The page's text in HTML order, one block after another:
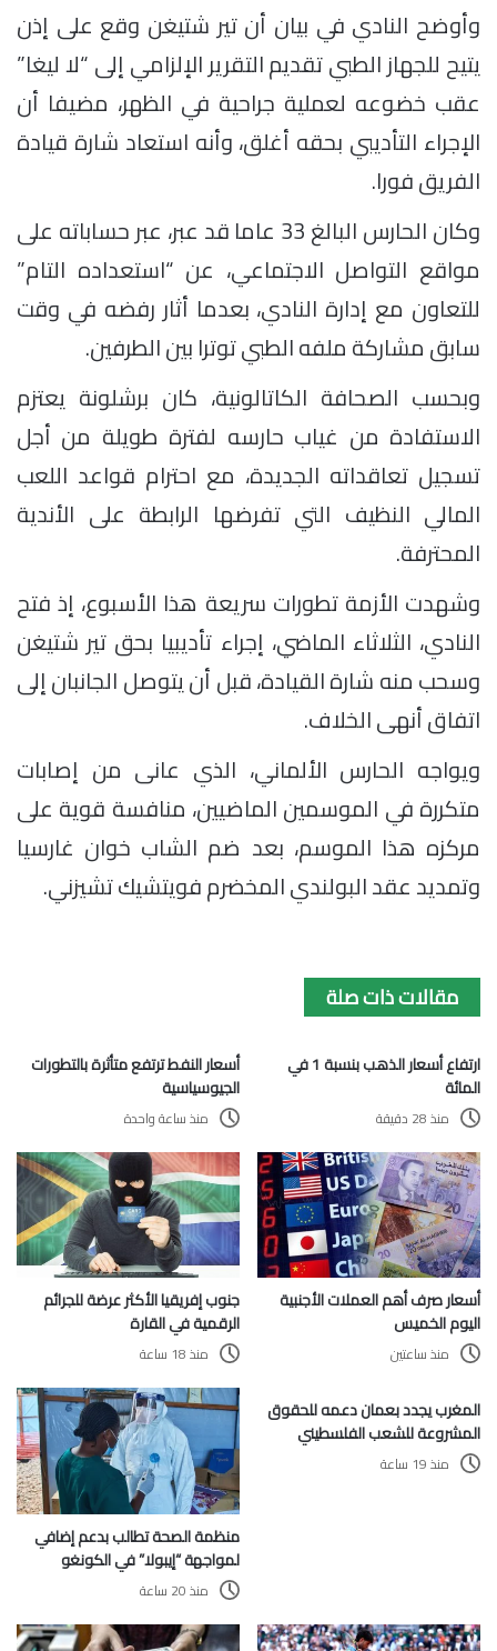
وأوضح النادي في بيان أن تير شتيغن وقع على إذن
يتيح للجهاز الطبي تقديم التقرير الإلزامي إلى “لا ليغا”
عقب خضوعه لعملية جراحية في الظهر، مضيفا أن
الإجراء التأديبي بحقه أغلق، وأنه استعاد شارة قيادة
الفريق فورا.
وكان الحارس البالغ 33 عاما قد عبر، عبر حساباته على
مواقع التواصل الاجتماعي، عن “استعداده التام”
للتعاون مع إدارة النادي، بعدما أثار رفضه في وقت
سابق مشاركة ملفه الطبي توترا بين الطرفين.
وبحسب الصحافة الكاتالونية، كان برشلونة يعتزم
الاستفادة من غياب حارسه لفترة طويلة من أجل
تسجيل تعاقداته الجديدة، مع احترام قواعد اللعب
المالي النظيف التي تفرضها الرابطة على الأندية
المحترفة.
وشهدت الأزمة تطورات سريعة هذا الأسبوع، إذ فتح
النادي، الثلاثاء الماضي، إجراء تأديبيا بحق تير شتيغن
وسحب منه شارة القيادة، قبل أن يتوصل الجانبان إلى
اتفاق أنهى الخلاف.
ويواجه الحارس الألماني، الذي عانى من إصابات
متكررة في الموسمين الماضيين، منافسة قوية على
مركزه هذا الموسم، بعد ضم الشاب خوان غارسيا
وتمديد عقد البولندي المخضرم فويتشيك تشيزني.
مقالات ذات صلة
ارتفاع أسعار الذهب بنسبة 1 في
المائة
منذ 28 دقيقة
أسعار النفط ترتفع متأثرة بالتطورات
الجيوسياسية
منذ ساعة واحدة
أسعار صرف أهم العملات الأجنبية
اليوم الخميس
منذ ساعتين
جنوب إفريقيا الأكثر عرضة للجرائم
الرقمية في القارة
منذ 18 ساعة
المغرب يجدد بعمان دعمه للحقوق
المشروعة للشعب الفلسطيني
منذ 19 ساعة
منظمة الصحة تطالب بدعم إضافي
لمواجهة “إيبولا” في الكونغو
منذ 20 ساعة